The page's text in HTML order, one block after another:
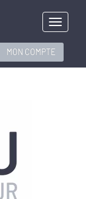
Menu
MON COMPTE